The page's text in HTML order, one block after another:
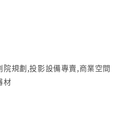
院規劃,投影設備專賣,商業空間
材